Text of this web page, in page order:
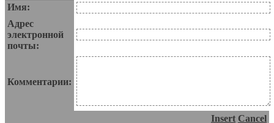
Имя:
Адрес
электронной
почты:
Комментарии:
Insert Cancel